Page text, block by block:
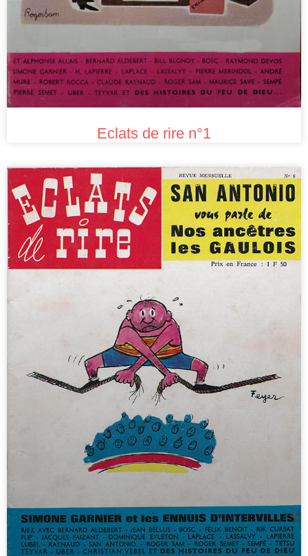
Eclats de rire n°1